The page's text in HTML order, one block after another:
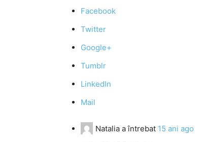
Facebook
Twitter
Google+
Tumblr
LinkedIn
Mail
Natalia a întrebat 15 ani ago